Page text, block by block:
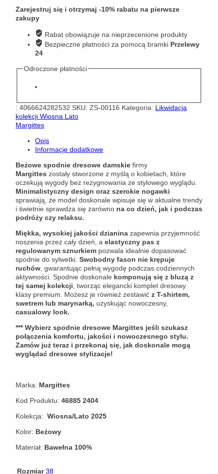
damskie
Margittes
Zarejestruj się i otrzymaj -10% rabatu na pierwsze
zakupy
Rabat obowiązuje na nieprzecenione produkty
Bezpieczne płatności za pomocą bramki Przelewy
24
Odroczone płatności
: 4066624282532 SKU: ZS-00116 Kategoria: Likwidacja
kolekcji Wiosna Lato
Margittes
Opis
Informacje dodatkowe
Beżowe spodnie dresowe damskie firmy
Margittes zostały stworzone z myślą o kobietach, które
oczekują wygody bez rezygnowania ze stylowego wyglądu.
Minimalistyczny design oraz szerokie nogawki
sprawiają, że model doskonale wpisuje się w aktualne trendy
i świetnie sprawdza się zarówno na co dzień, jak i podczas
podróży czy relaksu.
Miękka, wysokiej jakości dzianina zapewnia przyjemność
noszenia przez cały dzień, a elastyczny pas z
regulowanym sznurkiem pozwala idealnie dopasować
spodnie do sylwetki. Swobodny fason nie krępuje
ruchów , gwarantując pełną wygodę podczas codziennych
aktywności. Spodnie doskonale komponują się z bluzą z
tej samej kolekcji , tworząc elegancki komplet dresowy
klasy premium. Możesz je również zestawić z T-shirtem,
swetrem lub marynarką, uzyskując nowoczesny,
casualowy look.
*** Wybierz spodnie dresowe Margittes jeśli szukasz
połączenia komfortu, jakości i nowoczesnego stylu.
Zamów już teraz i przekonaj się, jak doskonale mogą
wyglądać dresowe stylizacje!
Marka: Margittes
Kod Produktu: 46885 2404
Kolekcja: Wiosna/Lato 2025
Kolor: Beżowy
Materiał: Bawełna 100%
Rozmiar 38